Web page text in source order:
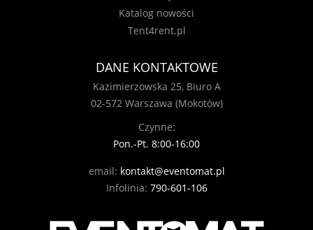
Katalog nowości
Tent4rent.pl
DANE KONTAKTOWE
Kazimierzowska 25, Biuro A
02-572 Warszawa (Mokotów)
Czynne:
Pon.-Pt. 8:00-16:00
email: kontakt@eventomat.pl
Infolinia: 790-601-106